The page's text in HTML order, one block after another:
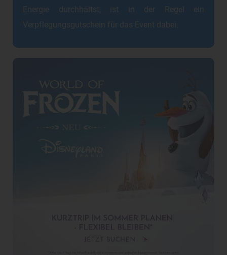
Energie durchhältst, ist in der Regel ein
Verpflegungsgutschein für das Event dabei.